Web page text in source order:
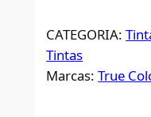
CATEGORIA:
Tintas
Marcas:True